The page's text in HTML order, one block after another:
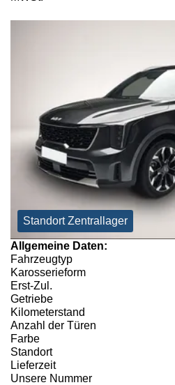
Standort Zentrallager
Allgemeine Daten:
Fahrzeugtyp
Karosserieform
Erst-Zul.
Getriebe
Kilometerstand
Anzahl der Türen
Farbe
Standort
Lieferzeit
Unsere Nummer